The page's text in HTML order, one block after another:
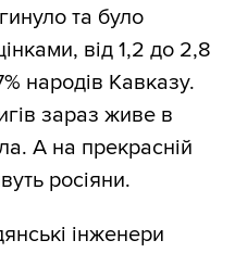
та було
від 1,2 до 2,8
народів Кавказу.
зараз живе в
А на прекрасній
росіяни.
інженери